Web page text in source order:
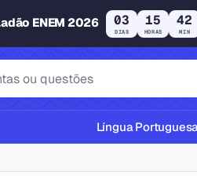
ENEM 2026 03
DIAS
15
HORAS
42
MIN
Língua